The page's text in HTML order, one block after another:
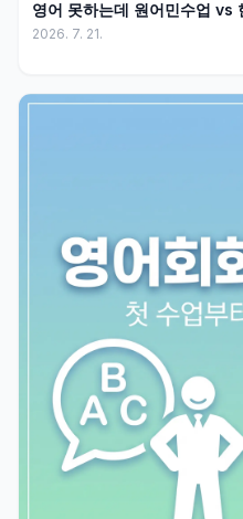
영어 못하는데 원어민수업 vs
2026. 7. 21.